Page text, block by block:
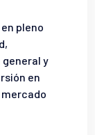
pleno
y
en